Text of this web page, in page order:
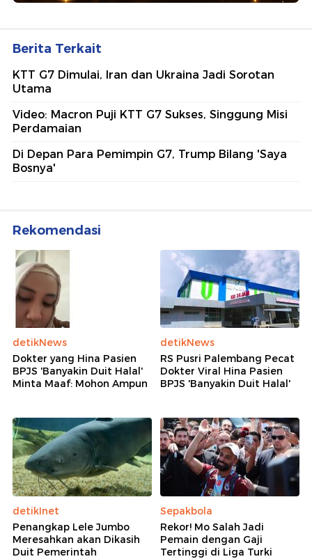
Berita Terkait
KTT G7 Dimulai, Iran dan Ukraina Jadi Sorotan
Utama
Video: Macron Puji KTT G7 Sukses, Singgung Misi
Perdamaian
Di Depan Para Pemimpin G7, Trump Bilang 'Saya
Bosnya'
Rekomendasi
detikNews
Dokter yang Hina Pasien
BPJS 'Banyakin Duit Halal'
Minta Maaf: Mohon Ampun
detikNews
RS Pusri Palembang Pecat
Dokter Viral Hina Pasien
BPJS 'Banyakin Duit Halal'
detikInet
Penangkap Lele Jumbo
Meresahkan akan Dikasih
Duit Pemerintah
Sepakbola
Rekor! Mo Salah Jadi
Pemain dengan Gaji
Tertinggi di Liga Turki